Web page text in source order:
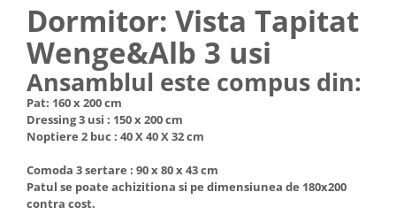
Dormitor: Vista Tapitat
Wenge&Alb 3 usi
Ansamblul este compus din:
Pat: 160 x 200 cm
Dressing 3 usi : 150 x 200 cm
Noptiere 2 buc : 40 X 40 X 32 cm
Comoda 3 sertare : 90 x 80 x 43 cm
Patul se poate achizitiona si pe dimensiunea de 180x200
contra cost.